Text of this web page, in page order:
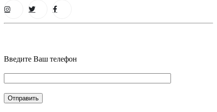
Введите Ваш телефон